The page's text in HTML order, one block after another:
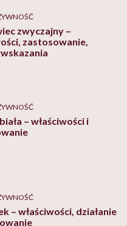
zwyczajny –
zastosowanie,
– właściwości i
– właściwości, działanie